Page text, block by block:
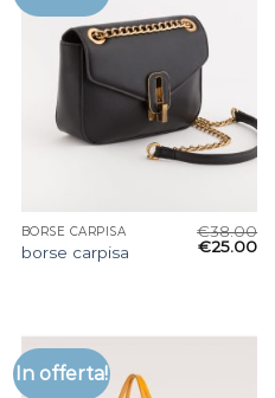
BORSE CARPISA
borse carpisa
€38.00
€25.00
In offerta!